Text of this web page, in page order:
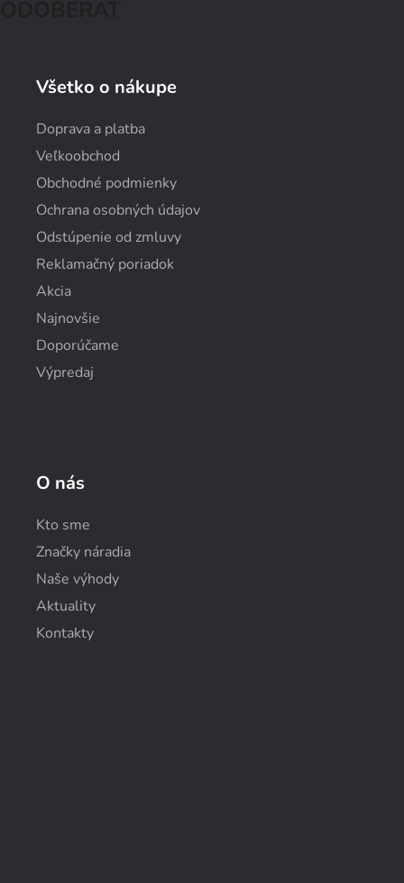
Všetko o nákupe
Doprava a platba
Veľkoobchod
Obchodné podmienky
Ochrana osobných údajov
Odstúpenie od zmluvy
Reklamačný poriadok
Akcia
Najnovšie
Doporúčame
Výpredaj
O nás
Kto sme
Značky náradia
Naše výhody
Aktuality
Kontakty